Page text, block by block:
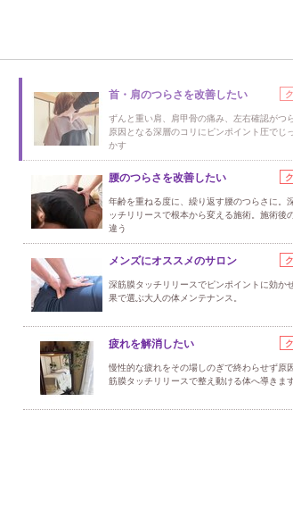
首・肩のつらさを改善したい
ずんと重い肩、肩甲骨の痛み、左右確認がつ
原因となる深層のコリにピンポイント圧でじ
かす
腰のつらさを改善したい
年齢を重ねる度に、繰り返す腰のつらさに。
ッチリリースで根本から変える施術。施術後
違う
メンズにオススメのサロン
深筋膜タッチリリースでピンポイントに効か
果で選ぶ大人の体メンテナンス。
疲れを解消したい
慢性的な疲れをその場しのぎで終わらせず原
筋膜タッチリリースで整え動ける体へ導きま